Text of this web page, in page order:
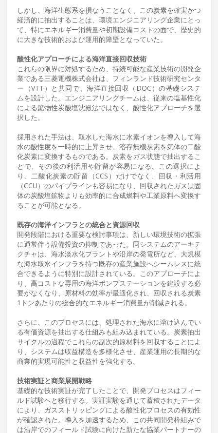
しかし、海洋生態系を損なうことなく、この炭素を確実かつ
経済的に抽出することは、環境エンジニアリング企業にとっ
て、特にエネルギー消費量や初期設備コストの面で、歴史的
に大きな技術的および運用的障壁となっていた。
酸性化アプローチによる海洋直接回収技術
これらの限界に対処するため、持続可能な産業技術の開発企
業である三菱電機株式会社は、フィンランド技術研究センタ
ー（VTT）と共同で、海洋直接回収（DOC）の基礎システ
ムを設計した。エンジニアリングチームは、従来の塩基性化
による鉱物性炭酸塩沈殿法ではなく、酸性化アプローチを選
択した。
採用された手法は、取水した海水に水素イオンを導入して海
水の酸性度を一時的に上昇させ、溶存無機炭素を気体の二酸
化炭素に変換するものである。炭素をガス状態で抽出するこ
とで、その後の利活用や貯留が容易になる。この選択によ
り、二酸化炭素の貯留（CCS）だけでなく、回収・利活用
（CCU）のパイプラインも容易になり、回収されたガスは固
体の炭酸塩鉱物よりも効率的に合成燃料や工業原料へ変換す
ることが可能となる。
既存の海洋インフラとの統合と資源回収
開発段階における重要な検討事項は、新しい環境技術の拡張
に通常伴う設備投資の抑制であった。同システムのアーキテ
クチャは、海水淡水化プラントや沿岸の発電所など、大規模
な海水取水インフラを持つ既存の産業施設へシームレスに統
合できるように特別に設計されている。このアプローチによ
り、高コストな専用の海洋ポンプステーションを建設する必
要がなくなり、原材料の効率が最適化され、回収される炭素
1トンあたりの総合的なエネルギー消費量が削減される。
さらに、このプロセスには、処理された海水に溶け込んでい
る有価資源を抽出する仕組みも組み込まれている。炭素抽出
サイクルの過程でこれらの副次的原材料を回収することによ
り、システムは収益構造を多様化させ、産業運用の長期的な
商業的実現可能性と収益性を強化する。
技術実証と商業展開戦略
基礎的な技術実証が完了したことで、開発プロセスはフィー
ルド試験へと移行する。実証実験を通じて蓄積されたデータ
により、ガスストリッピングによる酸性化プロセスの有効性
が確認された。導入を加速するため、この共同開発枠組みで
は沿岸でのフィールド試験に向けた新たな協業パートナーの